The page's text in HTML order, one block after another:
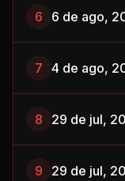
6 6 de ago,
7 4 de ago,
8 29 de jul,
9 29 de jul,